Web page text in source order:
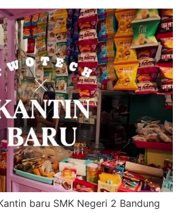
baru SMK Negeri 2 Bandung